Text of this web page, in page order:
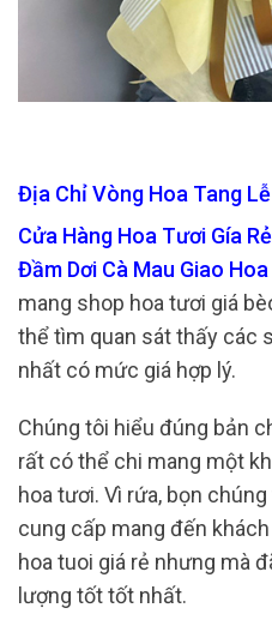
Địa Chỉ Vòng Hoa Tang
Cửa Hàng Hoa Tươi Gía
Đầm Dơi Cà Mau Giao
mang shop hoa tươi giá
thể tìm quan sát thấy các
nhất có mức giá hợp lý.
Chúng tôi hiểu đúng bản
rất có thể chi mang một
hoa tươi. Vì rứa, bọn
cung cấp mang đến
hoa tuoi giá rẻ nhưng mà
lượng tốt tốt nhất.